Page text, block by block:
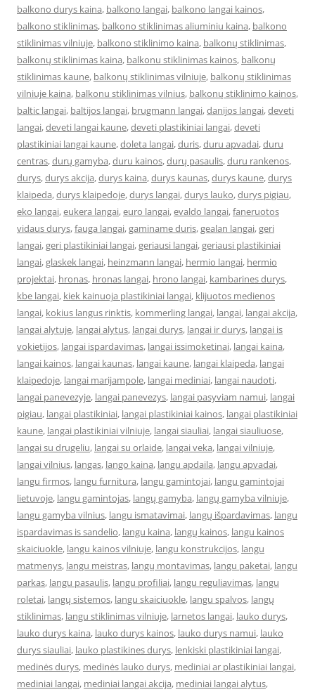
balkono durys kaina, balkono langai, balkono langai kainos,
balkono stiklinimas, balkono stiklinimas aliuminiu kaina, balkono
stiklinimas vilniuje, balkono stiklinimo kaina, balkonų stiklinimas,
balkonų stiklinimas kaina, balkonu stiklinimas kainos, balkonų
stiklinimas kaune, balkonų stiklinimas vilniuje, balkonų stiklinimas
vilniuje kaina, balkonu stiklinimas vilnius, balkonų stiklinimo kainos,
baltic langai, baltijos langai, brugmann langai,danijos langai,deveti
langai,deveti langai kaune,deveti plastikiniai langai,deveti
plastikiniai langai kaune,doleta langai,duris,duru apvadai,duru
centras,durų gamyba,duru kainos,durų pasaulis,duru rankenos,
durys,durys akcija,durys kaina,durys kaunas,durys kaune,durys
klaipeda,durys klaipedoje,durys langai,durys lauko,durys pigiau,
eko langai,eukera langai,euro langai,evaldo langai,faneruotos
vidaus durys,fauga langai,gaminame duris,gealan langai,geri
langai,geri plastikiniai langai,geriausi langai,geriausi plastikiniai
langai,glaskek langai, heinzmann langai, hermio langai, hermio
projektai, hronas, hronas langai, hrono langai, kambarines durys,
kbe langai, kiek kainuoja plastikiniai langai, klijuotos medienos
langai, kokius langus rinktis, kommerling langai, langai, langai akcija,
langai alytuje, langai alytus, langai durys, langai ir durys, langai is
vokietijos, langai ispardavimas, langai issimoketinai, langai kaina,
langai kainos, langai kaunas, langai kaune, langai klaipeda, langai
klaipedoje, langai marijampole, langai mediniai, langai naudoti,
langai panevezyje, langai panevezys, langai pasyviam namui, langai
pigiau, langai plastikiniai, langai plastikiniai kainos, langai plastikiniai
kaune, langai plastikiniai vilniuje, langai siauliai, langai siauliuose,
langai su drugeliu, langai su orlaide, langai veka, langai vilniuje,
langai vilnius, langas, lango kaina, langu apdaila, langu apvadai,
langu firmos, langu furnitura, langu gamintojai, langu gamintojai
lietuvoje, langu gamintojas, langų gamyba, langų gamyba vilniuje,
langu gamyba vilnius, langu ismatavimai, langų išpardavimas, langu
ispardavimas is sandelio, langu kaina, langų kainos, langu kainos
skaiciuokle, langu kainos vilniuje, langu konstrukcijos, langu
matmenys, langu meistras, langų montavimas, langu paketai, langu
parkas, langu pasaulis, langu profiliai, langu reguliavimas, langu
roletai, langų sistemos, langu skaiciuokle, langu spalvos, langų
stiklinimas, langu stiklinimas vilniuje, larnetos langai, lauko durys,
lauko durys kaina, lauko durys kainos, lauko durys namui, lauko
durys siauliai, lauko plastikines durys, lenkiski plastikiniai langai,
medinės durys, medinės lauko durys, mediniai ar plastikiniai langai,
mediniai langai, mediniai langai akcija, mediniai langai alytus,